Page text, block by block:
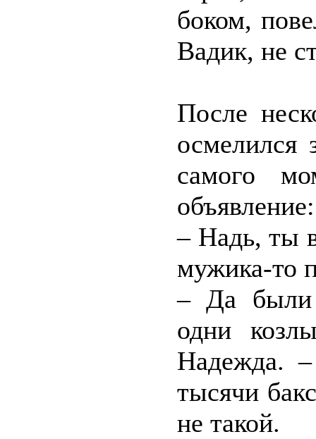
боком,
Вадик, не
После
осмелился
самого
объявление:
– Надь, ты
мужика-то
– Да были
одни
Надежда.
тысячи
не такой.